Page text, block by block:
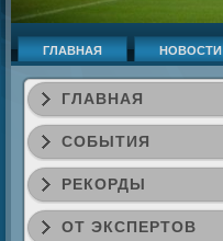
ГЛАВНАЯ НОВОСТИ
ГЛАВНАЯ
СОБЫТИЯ
РЕКОРДЫ
ОТ ЭКСПЕРТОВ